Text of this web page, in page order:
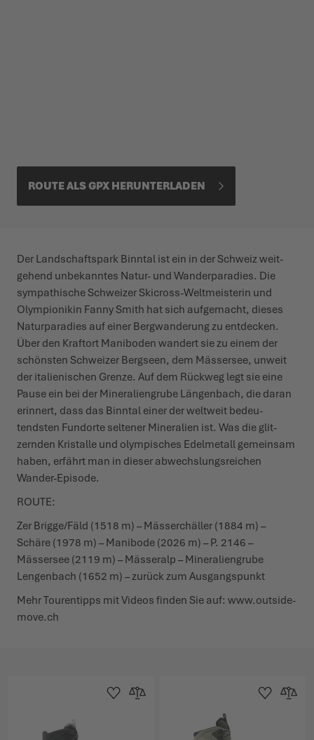
ROUTE ALS GPX HERUN­TERLADEN
Der Land­schaftspark Binntal ist ein in der Schweiz weit­
gehend unbe­kanntes Natur- und Wander­pa­radies. Die
sympa­thische Schweizer Skicross-Welt­meisterin und
Olym­pionikin Fanny Smith hat sich aufgemacht, dieses
Natur­pa­radies auf einer Berg­wanderung zu entdecken.
Über den Kraftort Maniboden wandert sie zu einem der
schönsten Schweizer Bergseen, dem Mässersee, unweit
der italie­nischen Grenze. Auf dem Rückweg legt sie eine
Pause ein bei der Mine­ra­li­engrube Längenbach, die daran
erinnert, dass das Binntal einer der weltweit bedeu­
tendsten Fundorte seltener Mine­ralien ist. Was die glit­
zernden Kristalle und olym­pisches Edel­metall gemeinsam
haben, erfährt man in dieser abwechs­lungs­reichen
Wander-Episode.
ROUTE:
Zer Brigge/Fäld (1518 m) – Mässer­chäller (1884 m) –
Schäre (1978 m) – Manibode (2026 m) – P. 2146 –
Mässersee (2119 m) – Mässeralp – Mine­ra­li­engrube
Lengenbach (1652 m) – zurück zum Ausgangspunkt
Mehr Tourentipps mit Videos finden Sie auf: www.outside-
move.ch
Zur Wunschliste hinzufügen
Zur Vergleichsliste hinzufügen Zur Zur